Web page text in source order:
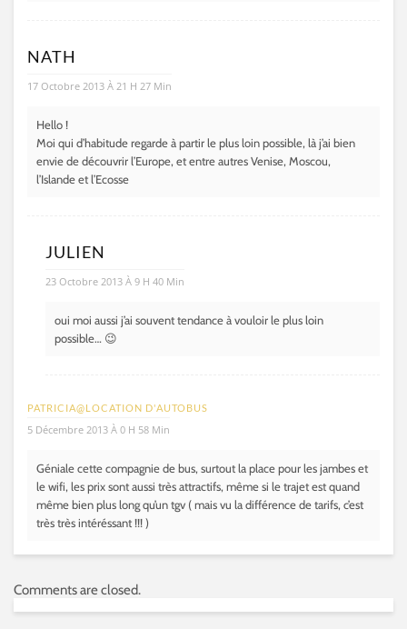
NATH
17 Octobre 2013 À 21 H 27 Min
Hello !
Moi qui d’habitude regarde à partir le plus loin possible, là j’ai bien
envie de découvrir l’Europe, et entre autres Venise, Moscou,
l’Islande et l’Ecosse
JULIEN
23 Octobre 2013 À 9 H 40 Min
oui moi aussi j’ai souvent tendance à vouloir le plus loin
possible… 😉
PATRICIA@LOCATION D'AUTOBUS
5 Décembre 2013 À 0 H 58 Min
Géniale cette compagnie de bus, surtout la place pour les jambes et
le wifi, les prix sont aussi très attractifs, même si le trajet est quand
même bien plus long qu’un tgv ( mais vu la différence de tarifs, c’est
très très intéréssant !!! )
Comments are closed.